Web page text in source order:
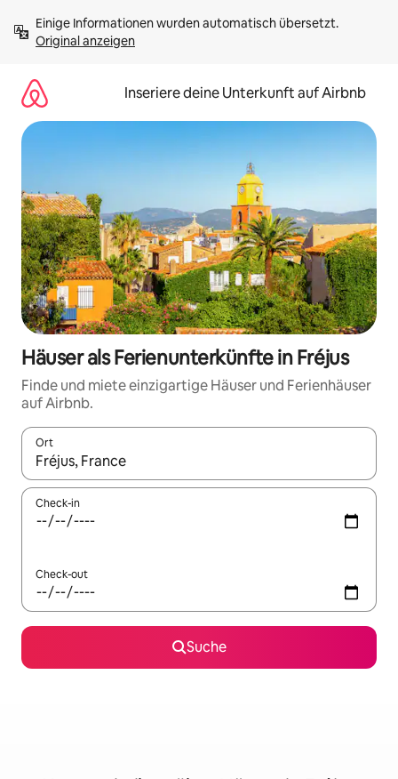
Inhalten
springenOriginal anzeigen
Inseriere deine Unterkunft auf Airbnb
Häuser als Ferienunterkünfte in Fréjus
Finde und miete einzigartige Häuser und Ferienhäuser
auf Airbnb.
Ort
Wenn Ergebnisse verfügbar sind, navigiere mit den
Check-in
Check-out
Suche